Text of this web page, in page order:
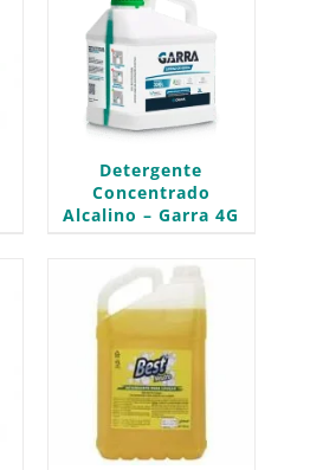
Detergente
Concentrado
Alcalino – Garra 4G